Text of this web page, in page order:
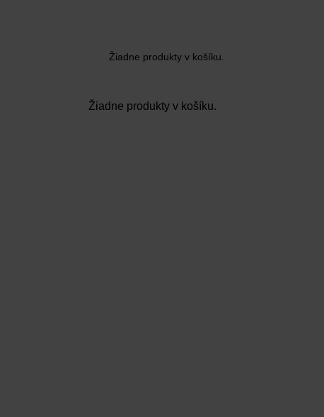
Žiadne produkty v košíku.
Žiadne produkty v košíku.